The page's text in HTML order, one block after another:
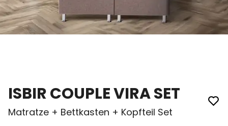
ISBIR COUPLE VIRA SET
Matratze + Bettkasten + Kopfteil Set